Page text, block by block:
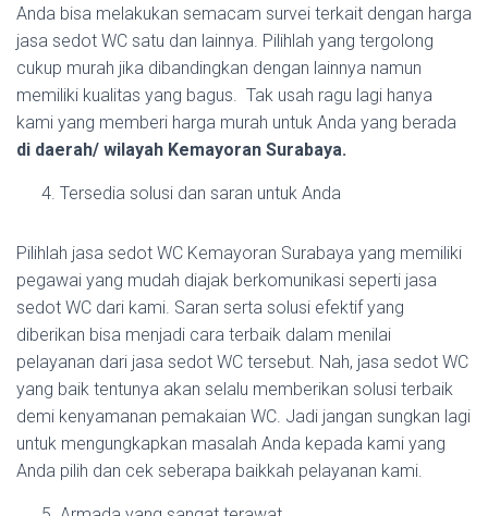
Anda bisa melakukan semacam survei terkait dengan harga
jasa sedot WC satu dan lainnya. Pilihlah yang tergolong
cukup murah jika dibandingkan dengan lainnya namun
memiliki kualitas yang bagus. Tak usah ragu lagi hanya
kami yang memberi harga murah untuk Anda yang berada
di daerah/ wilayah Kemayoran Surabaya.
Tersedia solusi dan saran untuk Anda
Pilihlah jasa sedot WC Kemayoran Surabaya yang memiliki
pegawai yang mudah diajak berkomunikasi seperti jasa
sedot WC dari kami. Saran serta solusi efektif yang
diberikan bisa menjadi cara terbaik dalam menilai
pelayanan dari jasa sedot WC tersebut. Nah, jasa sedot WC
yang baik tentunya akan selalu memberikan solusi terbaik
demi kenyamanan pemakaian WC. Jadi jangan sungkan lagi
untuk mengungkapkan masalah Anda kepada kami yang
Anda pilih dan cek seberapa baikkah pelayanan kami.